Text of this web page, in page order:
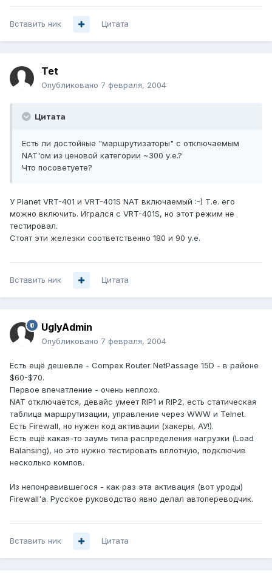
Вставить ник Цитата
Tet
Опубликовано 7 февраля, 2004
Цитата
Есть ли достойные "маршрутизаторы" с отключаемым
NAT'ом из ценовой категории ~300 у.е.?
Что посоветуете?
У Planet VRT-401 и VRT-401S NAT включаемый :-) Т.е. его
можно включить. Игрался с VRT-401S, но этот режим не
тестировал.
Стоят эти железки соответственно 180 и 90 у.е.
Вставить ник Цитата
UglyAdmin
Опубликовано 7 февраля, 2004
Есть ещё дешевле - Compex Router NetPassage 15D - в районе
$60-$70.
Первое впечатление - очень неплохо.
NAT отключается, девайс умеет RIP1 и RIP2, есть статическая
таблица маршрутизации, управление через WWW и Telnet.
Есть Firewall, но нужен код активации (хакеры, АУ!).
Есть ещё какая-то заумь типа распределения нагрузки (Load
Balansing), но это нужно тестировать вплотную, подключив
несколько компов.
Из непонравившегося - как раз эта активация (вот уроды)
Firewall'а. Русское руководство явно делал автопереводчик.
Вставить ник Цитата